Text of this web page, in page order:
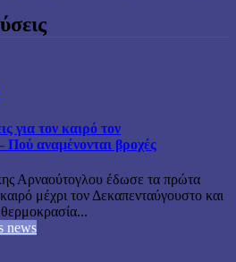
για τον καιρό τον
Πού αναμένονται βροχές
Αρναούτογλου έδωσε τα πρώτα
μέχρι τον Δεκαπενταύγουστο και
news